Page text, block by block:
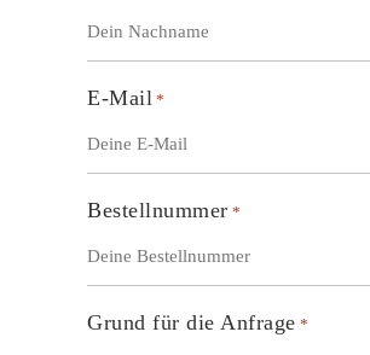
E-Mail *
Bestellnummer *
Grund für die Anfrage *